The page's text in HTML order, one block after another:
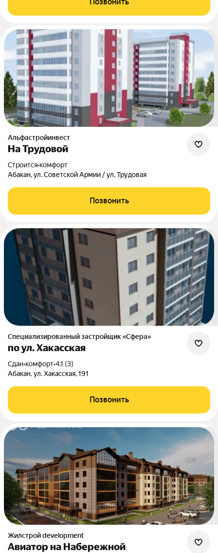
Альфастройинвест
На Трудовой
Строится•комфорт
Абакан, ул. Советской Армии / ул. Трудовая
Позвонить
Специализированный застройщик «Сфера»
по ул. Хакасская
Сдан•комфорт•4.1 (3)
Абакан, ул. Хакасская, 191
Позвонить
Жилстрой development
Авиатор на Набережной